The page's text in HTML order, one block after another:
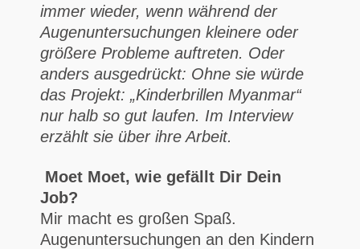
immer wieder, wenn während der
Augenuntersuchungen kleinere oder
größere Probleme auftreten. Oder
anders ausgedrückt: Ohne sie würde
das Projekt: „Kinderbrillen Myanmar“
nur halb so gut laufen. Im Interview
erzählt sie über ihre Arbeit.
Moet Moet, wie gefällt Dir Dein
Job?
Mir macht es großen Spaß.
Augenuntersuchungen an den Kindern